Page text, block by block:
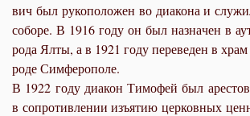
вич был ру­ко­по­ло­жен во диа­ко­на и
со­бо­ре. В 1916 го­ду он был на­зна­чен в
ро­да Ял­ты, а в 1921 го­ду пе­ре­ве­ден в
ро­де Сим­фе­ро­по­ле.
В 1922 го­ду диа­кон Ти­мо­фей был
в со­про­тив­ле­нии изъ­я­тию цер­ков­ных